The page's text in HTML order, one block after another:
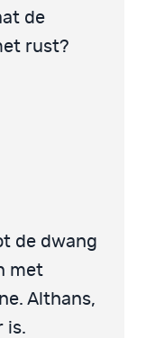
de
rust?
de dwang
met
Althans,
is.